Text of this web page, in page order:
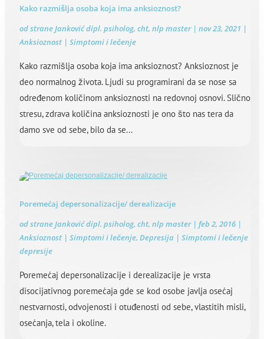
Kako razmišlja osoba koja ima anksioznost?
od straneJanković dipl. psiholog, cht, nlp master| nov 23, 2021 |
Anksioznost | Simptomi i lečenje
Kako razmišlja osoba koja ima anksioznost? Anksioznost je
deo normalnog života. Ljudi su programirani da se nose sa
određenom količinom anksioznosti na redovnoj osnovi. Slično
stresu, zdrava količina anksioznosti je ono što nas tera da
damo sve od sebe, bilo da se...
Poremećaj depersonalizacije/ derealizacije
od straneJanković dipl. psiholog, cht, nlp master| feb 2, 2016 |
Anksioznost | Simptomi i lečenje, Depresija | Simptomi i lečenje
depresije
Poremećaj depersonalizacije i derealizacije je vrsta
disocijativnog poremećaja gde se kod osobe javlja osećaj
nestvarnosti, odvojenosti i otuđenosti od sebe, vlastitih misli,
osećanja, tela i okoline.